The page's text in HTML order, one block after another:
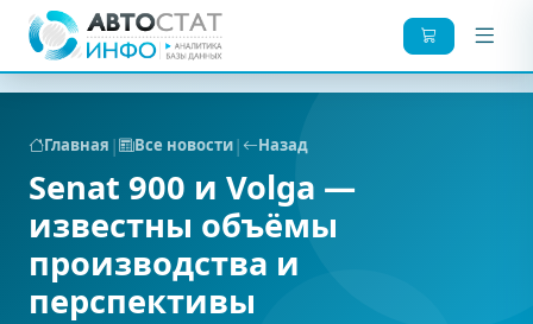
Главная | Все новости| Назад
Senat 900 и Volga —
известны объёмы
производства и
перспективы